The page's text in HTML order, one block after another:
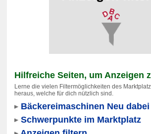
Hilfreiche Seiten, um Anzeigen
Lerne die vielen Filtermöglichkeiten des
heraus, welche für dich nützlich sind.
Bäckereimaschinen Neu dabei
Schwerpunkte im Marktplatz